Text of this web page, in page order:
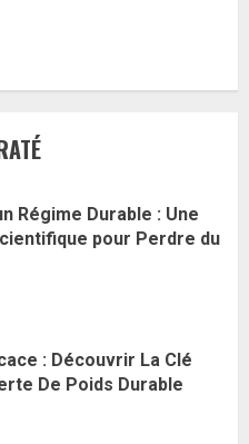
Régime Durable : Une
pour Perdre du
: Découvrir La Clé
De Poids Durable